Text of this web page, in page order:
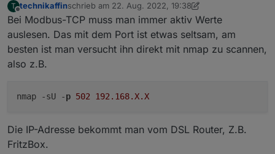
Danke für die Antwort. Aber bei mir kommt absolut
nichts auf Port 502 daher :(
auch ein Portscan sieht den Port nicht.
Ich vermute einfach, trotz Firmware Update unterstützt
mein navigator (1.0) einfach Modbus noch nicht.
Vom Hersteller die entsprechenden Adressen in einem
T
Offline
technikaffinschrieb am 22. Aug. 2022, 19:38
zuletzt editiert von technikaffin
Bei Modbus-TCP muss man immer aktiv Werte
auslesen. Das mit dem Port ist etwas seltsam, am
besten ist man versucht ihn direkt mit nmap zu scannen,
also z.B.
nmap -sU -p 502 192.168.X.X
Die IP-Adresse bekommt man vom DSL Router, Z.B.
FritzBox.